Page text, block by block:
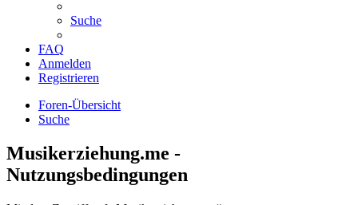
Suche
FAQ
Anmelden
Registrieren
Foren-Übersicht
Suche
Musikerziehung.me -
Nutzungsbedingungen